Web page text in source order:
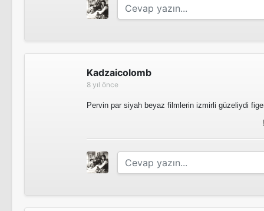
Kadzaicolomb
8 yıl önce
Pervin par siyah beyaz filmlerin izmirli güzeliydi